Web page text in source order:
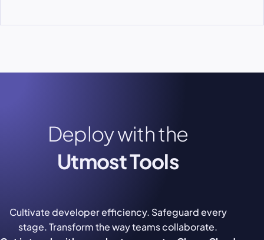
Deploy with the
Utmost Tools
Cultivate developer efficiency. Safeguard every
stage. Transform the way teams collaborate.